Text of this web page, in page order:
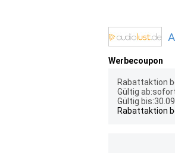
Werbecoupon
Rabattaktion
Gültig
Gültig
Rabattaktion